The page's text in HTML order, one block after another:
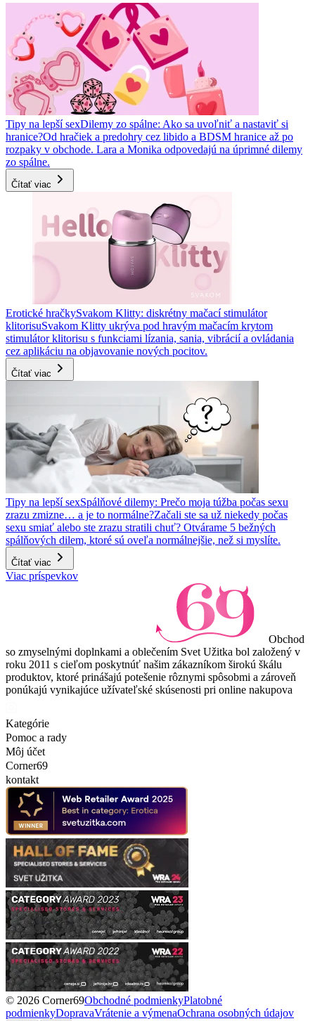
Tipy na lepší sexDilemy zo spálne: Ako sa uvoľniť a nastaviť si
hranice?Od hračiek a predohry cez libido a BDSM hranice až po
rozpaky v obchode. Lara a Monika odpovedajú na úprimné dilemy
zo spálne.
Čítať viac
Erotické hračkySvakom Klitty: diskrétny mačací stimulátor
klitorisuSvakom Klitty ukrýva pod hravým mačacím krytom
stimulátor klitorisu s funkciami lízania, sania, vibrácií a ovládania
cez aplikáciu na objavovanie nových pocitov.
Čítať viac
Tipy na lepší sexSpálňové dilemy: Prečo moja túžba počas sexu
zrazu zmizne… a je to normálne?Začali ste sa už niekedy počas
sexu smiať alebo ste zrazu stratili chuť? Otvárame 5 bežných
spálňových dilem, ktoré sú oveľa normálnejšie, než si myslíte.
Čítať viac
Viac príspevkov
Obchod
so zmyselnými doplnkami a oblečením Svet Užitka bol založený v
roku 2011 s cieľom poskytnúť našim zákazníkom širokú škálu
produktov, ktoré prinášajú potešenie rôznymi spôsobmi a zároveň
ponúkajú vynikajúce užívateľské skúsenosti pri online nakupova
Kategórie
Pomoc a rady
Môj účet
Corner69
kontakt
© 2026 Corner69Obchodné podmienkyPlatobné
podmienkyDopravaVrátenie a výmenaOchrana osobných údajov